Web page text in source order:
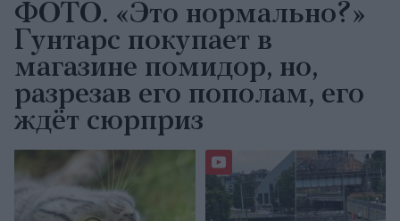
ФОТО. «Это нормально?»
Гунтарс покупает в
магазине помидор, но,
разрезав его пополам, его
ждёт сюрприз